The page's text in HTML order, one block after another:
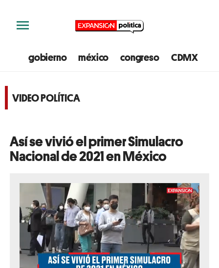
gobierno méxico congreso CDMX
VIDEO POLÍTICA
Así se vivió el primer Simulacro
Nacional de 2021 en México